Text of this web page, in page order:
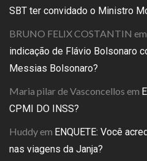
SBT ter convidado o Ministro
BRUNO FELIX COSTANTIN em
indicação de Flávio Bolsonaro
Messias Bolsonaro?
Maria pilar de Vasconcellos em
CPMI DO INSS?
Huddyem ENQUETE: Você
nas viagens da Janja?